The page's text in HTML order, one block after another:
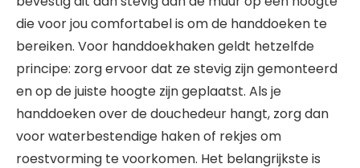
die voor jou comfortabel is om de handdoeken te
bereiken. Voor handdoekhaken geldt hetzelfde
principe: zorg ervoor dat ze stevig zijn gemonteerd
en op de juiste hoogte zijn geplaatst. Als je
handdoeken over de douchedeur hangt, zorg dan
voor waterbestendige haken of rekjes om
roestvorming te voorkomen. Het belangrijkste is